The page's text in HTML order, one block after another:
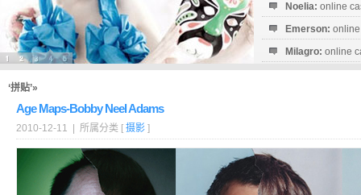
Noelia: online
Emerson:
Milagro: online
‘拼贴’»
Age Maps-Bobby Neel Adams
2010-12-11 | 所属分类 [ 摄影 ]